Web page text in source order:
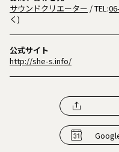
サウンドクリエーター / TEL:
く)
公式サイト
http://she-s.info/